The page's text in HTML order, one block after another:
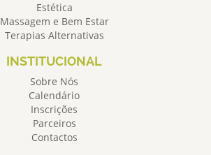
Estética
Massagem e Bem Estar
Terapias Alternativas
INSTITUCIONAL
Sobre Nós
Calendário
Inscrições
Parceiros
Contactos